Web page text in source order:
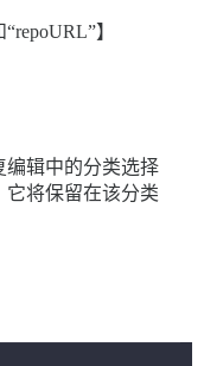
】
编辑中的分类选择
将保留在该分类